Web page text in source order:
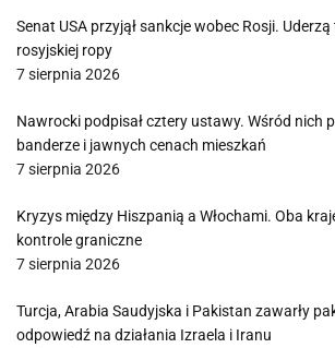
Senat USA przyjął sankcje wobec Rosji.
rosyjskiej ropy
7 sierpnia 2026
Nawrocki podpisał cztery ustawy. Wśród nich
banderze i jawnych cenach mieszkań
7 sierpnia 2026
Kryzys między Hiszpanią a Włochami. Oba
kontrole graniczne
7 sierpnia 2026
Turcja, Arabia Saudyjska i Pakistan zawarły
odpowiedź na działania Izraela i Iranu